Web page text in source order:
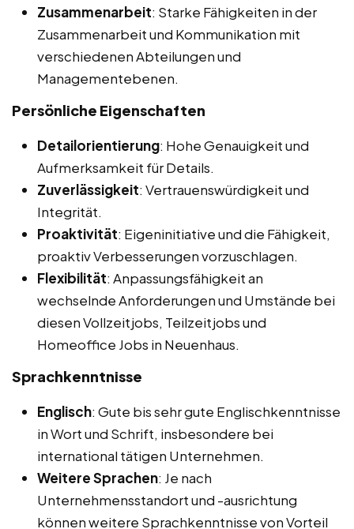
Zusammenarbeit: Starke Fähigkeiten in der
Zusammenarbeit und Kommunikation mit
verschiedenen Abteilungen und
Managementebenen.
Persönliche Eigenschaften
Detailorientierung: Hohe Genauigkeit und
Aufmerksamkeit für Details.
Zuverlässigkeit: Vertrauenswürdigkeit und
Integrität.
Proaktivität: Eigeninitiative und die Fähigkeit,
proaktiv Verbesserungen vorzuschlagen.
Flexibilität: Anpassungsfähigkeit an
wechselnde Anforderungen und Umstände bei
diesen Vollzeitjobs, Teilzeitjobs und
Homeoffice Jobs in Neuenhaus.
Sprachkenntnisse
Englisch: Gute bis sehr gute Englischkenntnisse
in Wort und Schrift, insbesondere bei
international tätigen Unternehmen.
Weitere Sprachen: Je nach
Unternehmensstandort und -ausrichtung
können weitere Sprachkenntnisse von Vorteil